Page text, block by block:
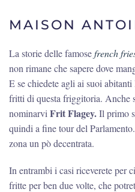
MAISON
La storie delle famosefrench
non rimane che sapere dove
E se chiedete agli ai suoi
fritti di questa friggitoria. Anche
nominarvi Frit Flagey.Il primo
quindi a fine tour del
zona un pò decentrata.
In entrambi i casi riceverete per
fritte per ben due volte, che